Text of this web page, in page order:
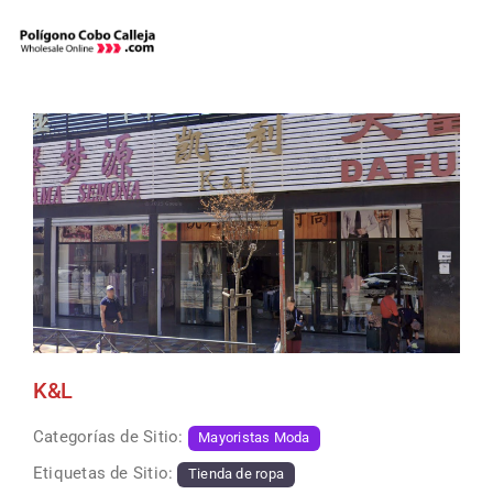
K&L
Categorías de Sitio: Mayoristas Moda
Etiquetas de Sitio: Tienda de ropa